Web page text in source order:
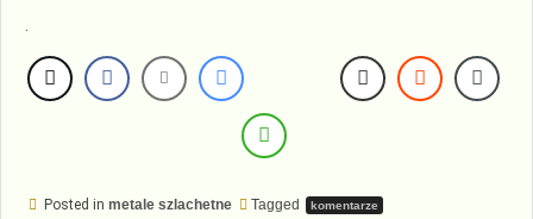
.
Posted in metale szlachetne Tagged komentarze